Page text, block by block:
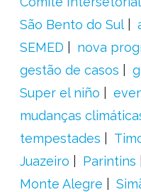
São Bento do Sul
SEMED
nova
gestão de casos
Super el niño
mudanças
tempestades
Juazeiro
Parintins
Monte Alegre